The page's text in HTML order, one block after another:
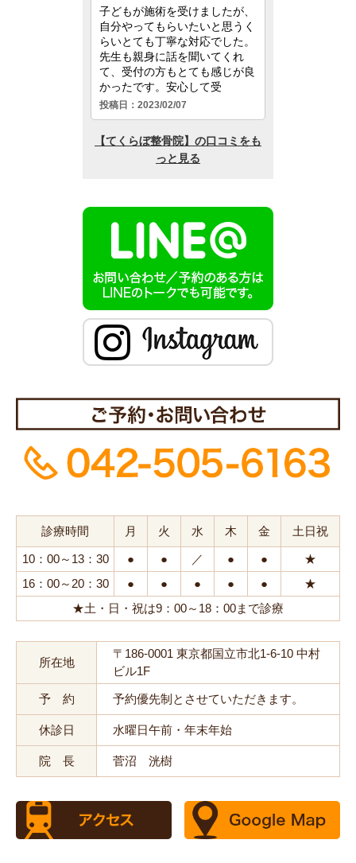
診療時間 月 火 水 木 金 土日祝
10：00～13：30 ● ● ／ ● ●
★
16：00～20：30
● ● ● ● ●
★
★土・日・祝は9：00～18：00まで診療
所在地
〒186-0001 東京都国立市北1-6-10 中村
ビル1F
予 約 予約優先制とさせていただきます。
休診日 水曜日午前・年末年始
院 長 菅沼 洸樹